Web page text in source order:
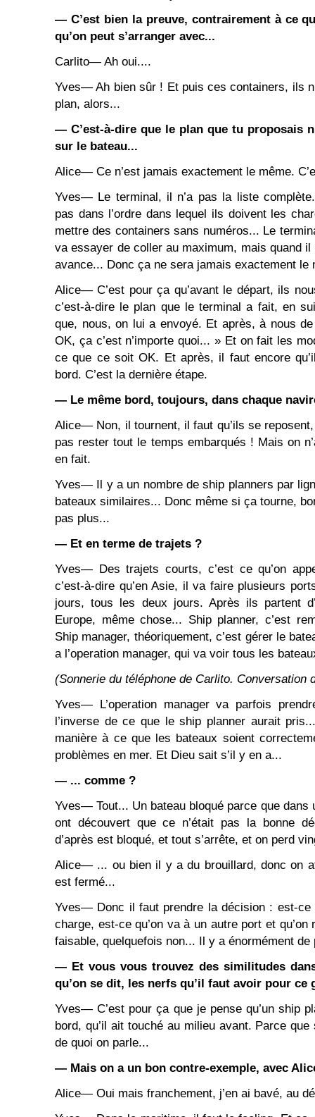
― C’est bien la preuve, contrairement à ce
qu’on peut s’arranger avec...
Carlito― Ah oui....
Yves― Ah bien sûr ! Et puis ces containers, ils
plan, alors...
― C’est-à-dire que le plan que tu proposais
sur le bateau...
Alice― Ce n’est jamais exactement le même.
Yves― Le terminal, il n’a pas la liste
pas dans l’ordre dans lequel ils doivent les
mettre des containers sans numéros... Le
va essayer de coller au maximum, mais quand il
avance... Donc ça ne sera jamais exactement le
Alice― C’est pour ça qu’avant le départ, ils
c’est-à-dire le plan que le terminal a fait, en
que, nous, on lui a envoyé. Et après, à nous
OK, ça c’est n’importe quoi... » Et on fait les
ce que ce soit OK. Et après, il faut encore
bord. C’est la dernière étape.
― Le même bord, toujours, dans chaque
Alice― Non, il tournent, il faut qu’ils se
pas rester tout le temps embarqués ! Mais on
en fait.
Yves― Il y a un nombre de ship planners par
bateaux similaires... Donc même si ça tourne,
pas plus...
― Et en terme de trajets ?
Yves― Des trajets courts, c’est ce qu’on
c’est-à-dire qu’en Asie, il va faire plusieurs
jours, tous les deux jours. Après ils partent
Europe, même chose... Ship planner, c’est
Ship manager, théoriquement, c’est gérer le
a l’operation manager, qui va voir tous les
(Sonnerie du téléphone de Carlito. Conversation
Yves― L’operation manager va parfois
l’inverse de ce que le ship planner aurait
manière à ce que les bateaux soient
problèmes en mer. Et Dieu sait s’il y en a...
― ... comme ?
Yves― Tout... Un bateau bloqué parce que dans
ont découvert que ce n’était pas la bonne
d’après est bloqué, et tout s’arrête, et on perd
Alice― ... ou bien il y a du brouillard, donc on
est fermé...
Yves― Donc il faut prendre la décision : est-ce
charge, est-ce qu’on va à un autre port et qu’on
faisable, quelquefois non... Il y a énormément de
― Et vous vous trouvez des similitudes
qu’on se dit, les nerfs qu’il faut avoir pour ce
Yves― C’est pour ça que je pense qu’un ship
bord, qu’il ait touché au milieu avant. Parce
de quoi on parle...
― Mais on a un bon contre-exemple, avec
Alice― Oui mais franchement, j’en ai bavé, au